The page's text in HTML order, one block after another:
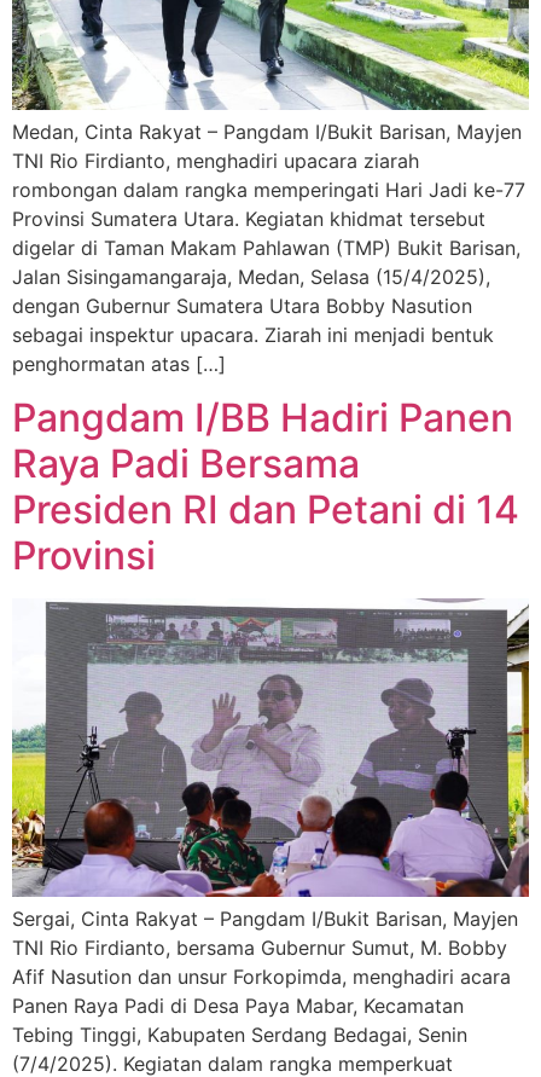
Medan, Cinta Rakyat – Pangdam I/Bukit Barisan, Mayjen
TNI Rio Firdianto, menghadiri upacara ziarah
rombongan dalam rangka memperingati Hari Jadi ke-77
Provinsi Sumatera Utara. Kegiatan khidmat tersebut
digelar di Taman Makam Pahlawan (TMP) Bukit Barisan,
Jalan Sisingamangaraja, Medan, Selasa (15/4/2025),
dengan Gubernur Sumatera Utara Bobby Nasution
sebagai inspektur upacara. Ziarah ini menjadi bentuk
penghormatan atas […]
Pangdam I/BB Hadiri Panen
Raya Padi Bersama
Presiden RI dan Petani di 14
Provinsi
Sergai, Cinta Rakyat – Pangdam I/Bukit Barisan, Mayjen
TNI Rio Firdianto, bersama Gubernur Sumut, M. Bobby
Afif Nasution dan unsur Forkopimda, menghadiri acara
Panen Raya Padi di Desa Paya Mabar, Kecamatan
Tebing Tinggi, Kabupaten Serdang Bedagai, Senin
(7/4/2025). Kegiatan dalam rangka memperkuat